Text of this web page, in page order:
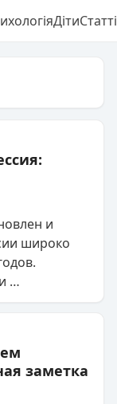
ДітиСтатті
и
широко
…
заметка